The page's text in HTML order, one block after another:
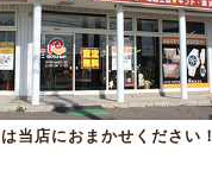
当店におまかせください！